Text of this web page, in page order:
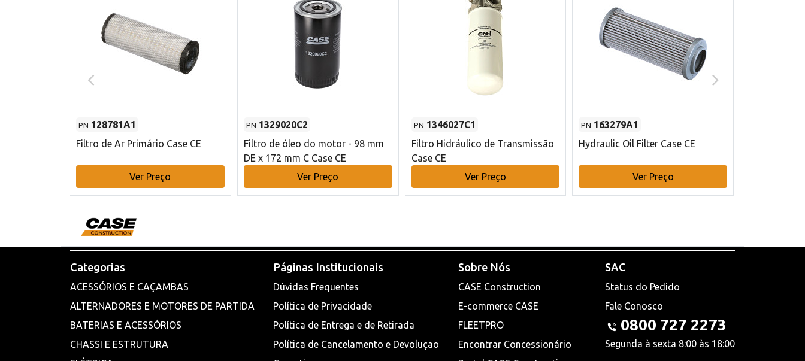
PN 128781A1
Filtro de Ar Primário Case CE
Ver Preço
PN 1329020C2
Filtro de óleo do motor - 98 mm
DE x 172 mm C Case CE
Ver Preço
PN 1346027C1
Filtro Hidráulico de Transmissão
Case CE
Ver Preço
PN 163279A1
Hydraulic Oil Filter Case CE
Ver Preço
Categorias
ACESSÓRIOS E CAÇAMBAS
ALTERNADORES E MOTORES DE PARTIDA
BATERIAS E ACESSÓRIOS
CHASSI E ESTRUTURA
Páginas Institucionais
Dúvidas Frequentes
Política de Privacidade
Política de Entrega e de Retirada
Política de Cancelamento e Devoluçao
Sobre Nós
CASE Construction
E-commerce CASE
FLEETPRO
Encontrar Concessionário
SAC
Status do Pedido
Fale Conosco
0800 727 2273
Segunda à sexta 8:00 às 18:00